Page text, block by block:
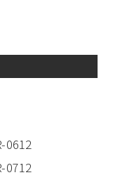
0612
0712